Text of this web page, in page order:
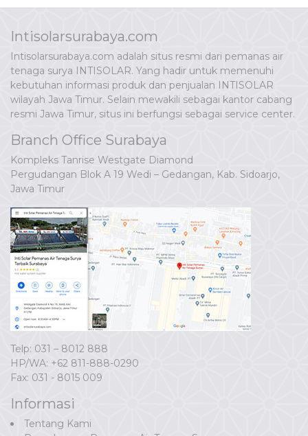
Intisolarsurabaya.com
Intisolarsurabaya.com adalah situs resmi dari pemanas air
tenaga surya INTISOLAR. Yang hadir untuk memenuhi
kebutuhan informasi produk dan penjualan INTISOLAR
wilayah Jawa Timur. Selain mewakili sebagai kantor cabang
resmi Jawa Timur, situs ini berfungsi sebagai service center.
Branch Office Surabaya
Kompleks Tanrise Westgate Diamond
Pergudangan Blok A 19 Wedi – Gedangan, Kab. Sidoarjo,
Jawa Timur
Telp: 031 – 8012 888
HP/WA: +62 811-888-0290
Fax: 031 - 8015 009
Informasi
Tentang Kami